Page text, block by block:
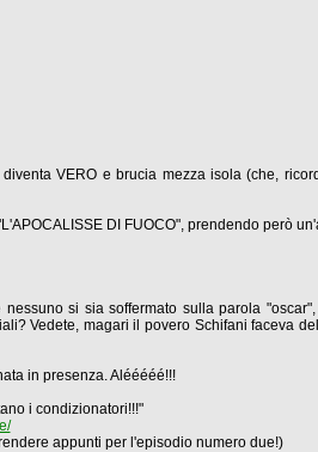
VERO e brucia mezza isola (che,
DI FUOCO", prendendo però
si sia soffermato sulla parola
Vedete, magari il povero Schifani faceva
in presenza. Alééééé!!!
i condizionatori!!!"
appunti per l'episodio numero due!)